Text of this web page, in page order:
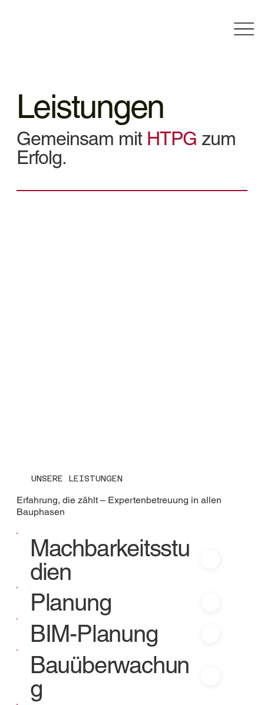
Leistungen
Gemeinsam mit HTPG zum
Erfolg.
UNSERE LEISTUNGEN
Erfahrung, die zählt – Expertenbetreuung in allen
Bauphasen
Machbarkeitsstu
dien
Planung
BIM-Planung
Bauüberwachun
g